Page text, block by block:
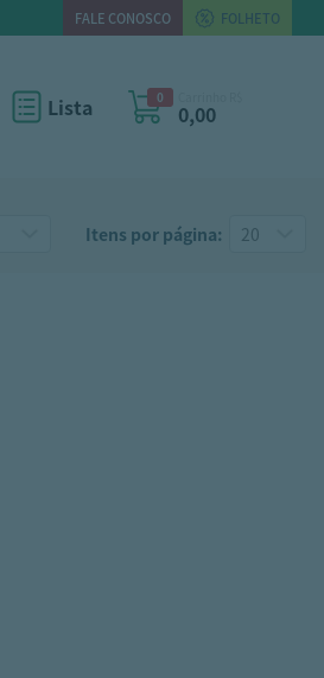
FALE CONOSCO FOLHETO
Lista 0
0,00
Itens por página: